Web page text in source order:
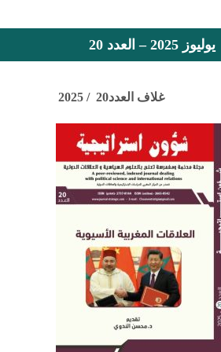
يوليوز 2025 – العدد 20
العدد20 / 2025